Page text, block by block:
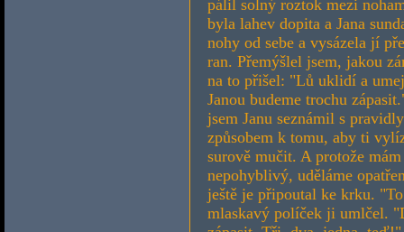
pálil solný roztok mezi
byla lahev dopita a Jana
nohy od sebe a vysázela jí
ran. Přemýšlel jsem, jakou
na to přišel: "Lů uklidí a
Janou budeme trochu
jsem Janu seznámil s
způsobem k tomu, aby ti
surově mučit. A protože
nepohyblivý, uděláme
ještě je připoutal ke krku.
mlaskavý políček ji umlčel.